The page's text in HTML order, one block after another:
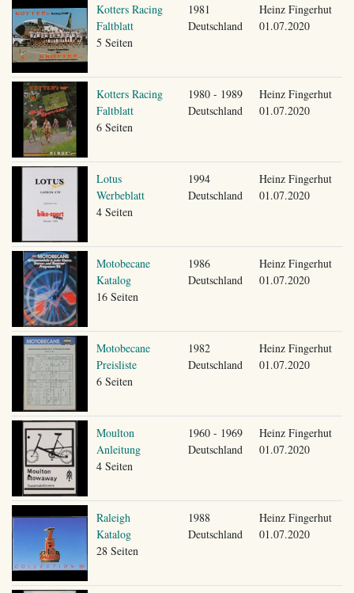
Kotters Racing
Faltblatt
5 Seiten
1981
Deutschland
Heinz Fingerhut
01.07.2020
Kotters Racing
Faltblatt
6 Seiten
1980 - 1989
Deutschland
Heinz Fingerhut
01.07.2020
Lotus
Werbeblatt
4 Seiten
1994
Deutschland
Heinz Fingerhut
01.07.2020
Motobecane
Katalog
16 Seiten
1986
Deutschland
Heinz Fingerhut
01.07.2020
Motobecane
Preisliste
6 Seiten
1982
Deutschland
Heinz Fingerhut
01.07.2020
Moulton
Anleitung
4 Seiten
1960 - 1969
Deutschland
Heinz Fingerhut
01.07.2020
Raleigh
Katalog
28 Seiten
1988
Deutschland
Heinz Fingerhut
01.07.2020